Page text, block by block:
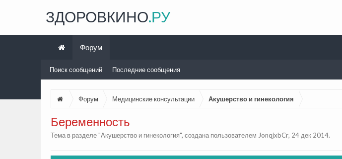
Форум Медицинские консультации Акушерство и гинекология
Беременность
Тема в разделе "Акушерство и гинекология", создана пользователем JonqjxbCr, 24 дек 2014.
ЗДОРОВКИНО.РУ
Форум
Поиск сообщений Последние сообщения